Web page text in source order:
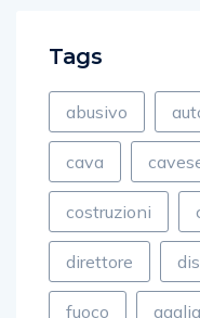
Tags
abusivo
cava
costruzioni
direttore
fuoco